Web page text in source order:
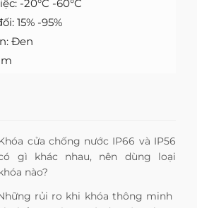
-20°C -60°C
15% -95%
Đen
cửa chống nước IP66 và IP56
gì khác nhau, nên dùng loại
nào?
rủi ro khi khóa thông minh